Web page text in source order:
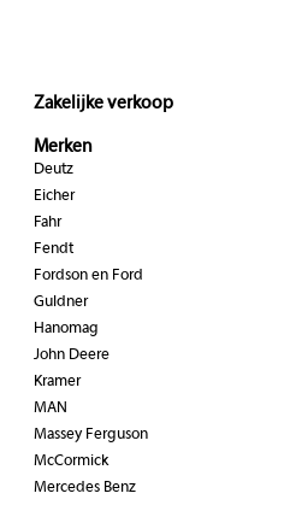
Zakelijke verkoop
Merken
Deutz
Eicher
Fahr
Fendt
Fordson en Ford
Guldner
Hanomag
John Deere
Kramer
MAN
Massey Ferguson
McCormick
Mercedes Benz